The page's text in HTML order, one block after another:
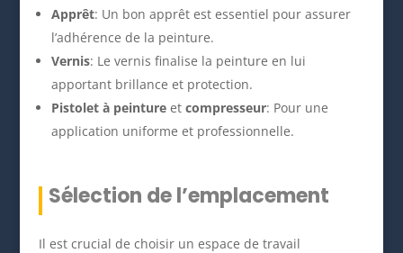
Apprêt: Un bon apprêt est essentiel pour assurer
l’adhérence de la peinture.
Vernis: Le vernis finalise la peinture en lui
apportant brillance et protection.
Pistolet à peintureet compresseur: Pour une
application uniforme et professionnelle.
Sélection de l’emplacement
Il est crucial de choisir un espace de travail